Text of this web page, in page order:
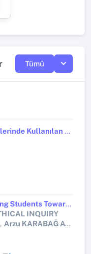
Tümü
Evde Bakım Hizmetlerinde Kullanılan Temel Kavramlar
Inclination of Nursing Students Towards Ethical Values and The Effects of Ethical Values on Their Care Behaviours
INQUIRY
Arzu KARABAĞ AYDIN